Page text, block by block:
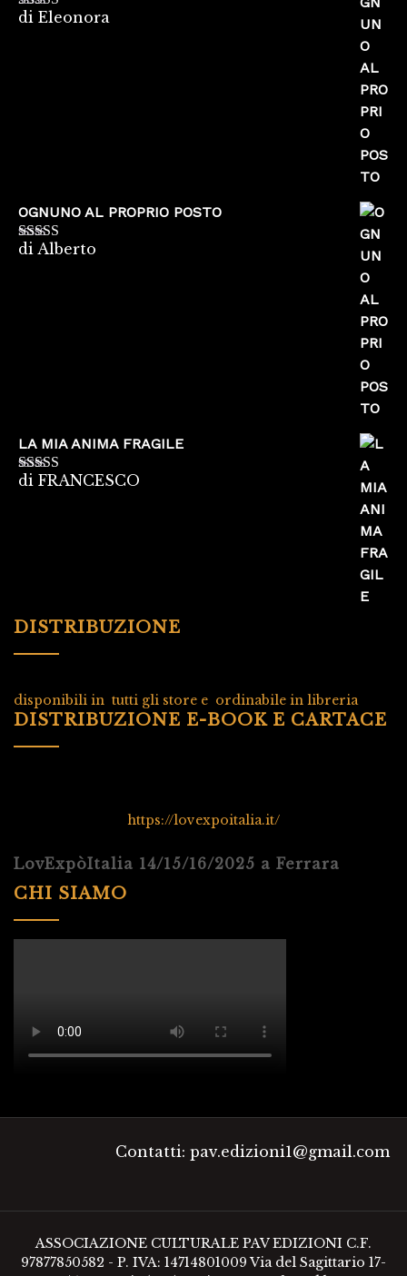
Valutato5su
di Eleonora
OGNUNO AL PROPRIO POSTO
Valutato5su
di Alberto
LA MIA ANIMA FRAGILE
Valutato5su
di FRANCESCO
DISTRIBUZIONE
disponibili in tutti gli store e ordinabile in libreria
DISTRIBUZIONE E-BOOK E CARTACE
https://lovexpoitalia.it/
LovExpòItalia 14/15/16/2025 a Ferrara
CHI SIAMO
Contatti: pav.edizioni1@gmail.com
ASSOCIAZIONE CULTURALE PAV EDIZIONI C.F.
97877850582 - P. IVA: 14714801009 Via del Sagittario 17-